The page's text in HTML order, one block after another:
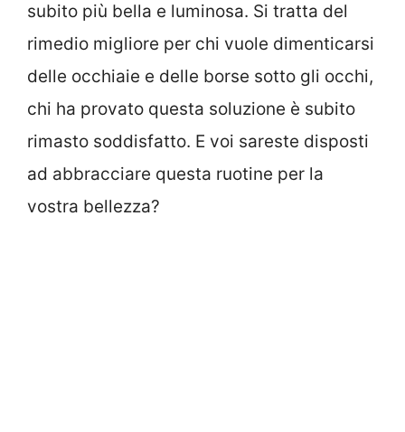
subito più bella e luminosa. Si tratta del
rimedio migliore per chi vuole dimenticarsi
delle occhiaie e delle borse sotto gli occhi,
chi ha provato questa soluzione è subito
rimasto soddisfatto. E voi sareste disposti
ad abbracciare questa ruotine per la
vostra bellezza?